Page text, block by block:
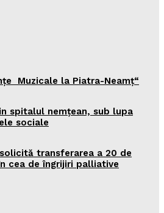
Muzicale la Piatra-Neamţ“
spitalul nemţean, sub lupa
sociale
transferarea a 20 de
cea de îngrijiri palliative